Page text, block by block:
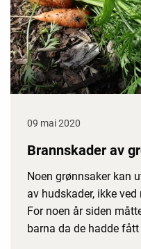
09 mai 2020
Brannskader av
Noen grønnsaker kan
av hudskader, ikke
For noen år siden
barna da de hadde